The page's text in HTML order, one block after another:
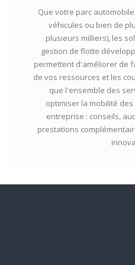
Que votre parc
véhicules ou bien de
plusieurs milliers), les
gestion de flotte
permettent d'améliorer de
de vos ressources et les
que l'ensemble des
optimiser la mobilité
entreprise : conseils,
prestations